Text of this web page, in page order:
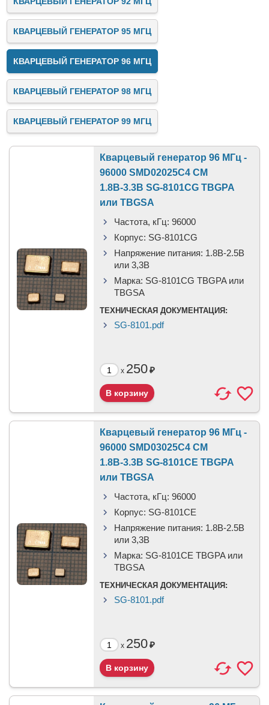
КВАРЦЕВЫЙ ГЕНЕРАТОР 95 МГЦ
КВАРЦЕВЫЙ ГЕНЕРАТОР 96 МГЦ
КВАРЦЕВЫЙ ГЕНЕРАТОР 98 МГЦ
КВАРЦЕВЫЙ ГЕНЕРАТОР 99 МГЦ
Кварцевый генератор 96 МГц -
96000 SMD02025C4 CM
1.8В-3.3В SG-8101CG TBGPA
или TBGSA
Частота, кГц: 96000
Корпус: SG-8101CG
Напряжение питания: 1.8В-2.5B
или 3,3B
Марка: SG-8101CG TBGPA или
TBGSA
ТЕХНИЧЕСКАЯ ДОКУМЕНТАЦИЯ:
SG-8101.pdf
x 250₽
Кварцевый генератор 96 МГц -
96000 SMD03025C4 CM
1.8В-3.3В SG-8101CE TBGPA
или TBGSA
Частота, кГц: 96000
Корпус: SG-8101CE
Напряжение питания: 1.8В-2.5B
или 3,3B
Марка: SG-8101CE TBGPA или
TBGSA
ТЕХНИЧЕСКАЯ ДОКУМЕНТАЦИЯ:
SG-8101.pdf
x 250₽